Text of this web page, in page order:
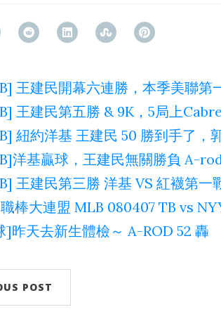
王建民開幕六連勝，本季美聯第
王建民第五勝 & 9K，5局上
紐約洋基 王建民 50 勝到手了，
洋基贏球，王建民無關勝負 A-
王建民第三勝 洋基 VS 紅襪第一
棒大連盟 MLB 080407 TB vs
]昨天去新生體檢～ A-ROD 52 轟
POST